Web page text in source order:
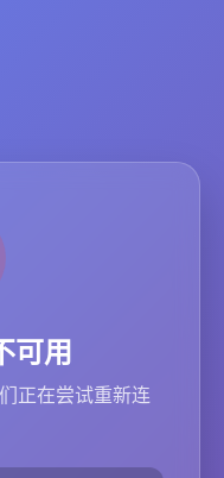
可用
正在尝试重新连